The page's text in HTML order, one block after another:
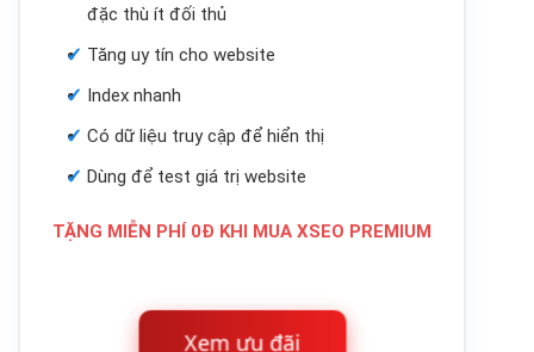
đặc thù ít đối thủ
Tăng uy tín cho website
Index nhanh
Có dữ liệu truy cập để hiển thị
Dùng để test giá trị website
TẶNG MIỄN PHÍ 0Đ KHI MUA XSEO PREMIUM
Xem ưu đãi